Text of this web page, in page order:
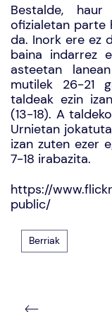
Bestalde,
ofizialetan parte
da. Inork ere ez
baina indarrez
asteetan
mutilek 26-21
taldeak ezin
(13-18). A
Urnietan
izan zuten ezer
7-18 irabazita.
https://
public/
Berriak